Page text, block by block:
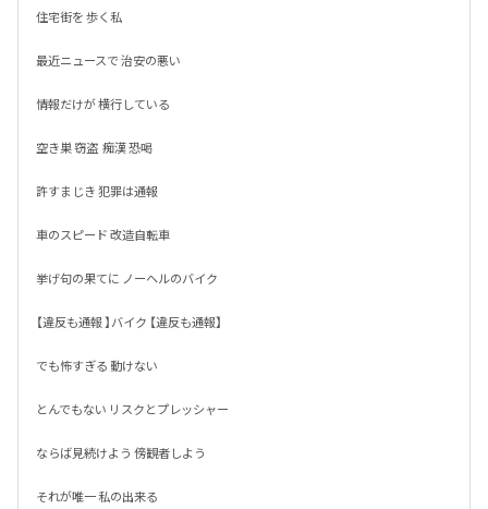
住宅街を 歩く私
最近ニュースで 治安の悪い
情報だけが 横行している
空き巣 窃盗  痴漢 恐喝
許すまじき 犯罪は通報
車のスピード 改造自転車
挙げ句の果てに ノーヘルのバイク
【違反も通報 】バイク 【違反も通報】
でも怖すぎる 動けない
とんでもない リスクとプレッシャー
ならば見続けよう 傍観者しよう
それが唯一 私の出来る